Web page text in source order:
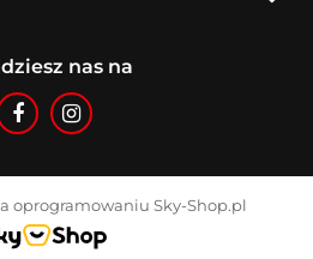
nas na
oprogramowaniu Sky-Shop.pl